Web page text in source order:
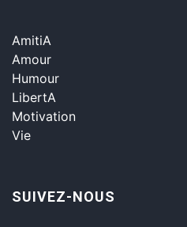
AmitiA
Amour
Humour
LibertA
Motivation
Vie
SUIVEZ-NOUS